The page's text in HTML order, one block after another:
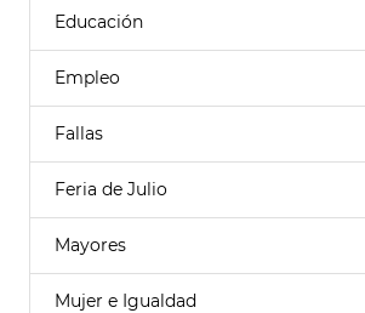
Educación
Empleo
Fallas
Feria de Julio
Mayores
Mujer e Igualdad